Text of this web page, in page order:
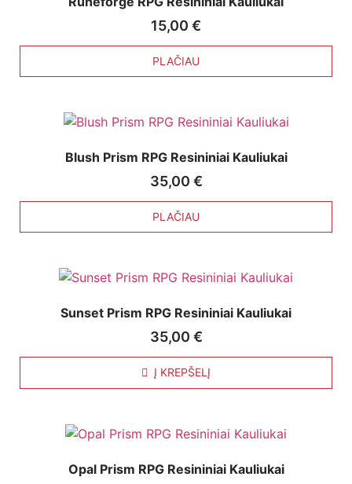
15,00 €
PLAČIAU
Blush Prism RPG Resininiai Kauliukai
35,00 €
PLAČIAU
Sunset Prism RPG Resininiai Kauliukai
35,00 €
Į KREPŠELĮ
Opal Prism RPG Resininiai Kauliukai